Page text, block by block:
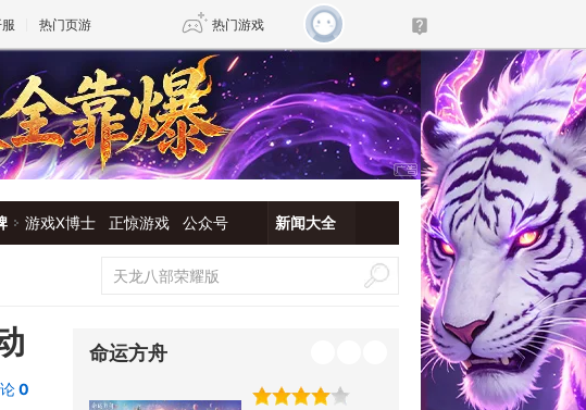
热门页游 热门游戏
魔兽 DNF 传奇4
游戏X博士 正惊游戏 公众号 新闻大全
0
命运方舟